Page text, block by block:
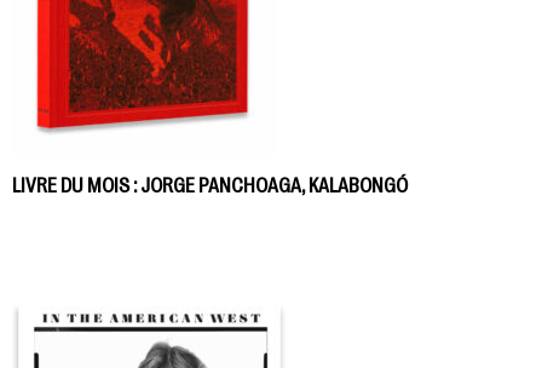
LIVRE DU MOIS : JORGE PANCHOAGA, KALABONGÓ